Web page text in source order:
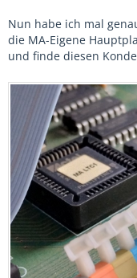
Nun habe ich mal
die MA-Eigene
und finde diesen